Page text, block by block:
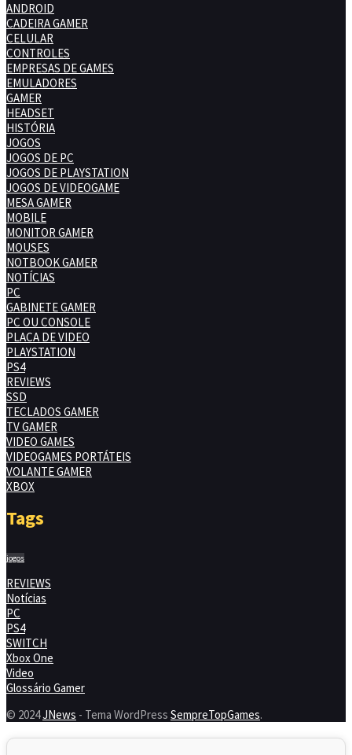
ANDROID
CADEIRA GAMER
CELULAR
CONTROLES
EMPRESAS DE GAMES
EMULADORES
GAMER
HEADSET
HISTÓRIA
JOGOS
JOGOS DE PC
JOGOS DE PLAYSTATION
JOGOS DE VIDEOGAME
MESA GAMER
MOBILE
MONITOR GAMER
MOUSES
NOTBOOK GAMER
NOTÍCIAS
PC
GABINETE GAMER
PC OU CONSOLE
PLACA DE VIDEO
PLAYSTATION
PS4
REVIEWS
SSD
TECLADOS GAMER
TV GAMER
VIDEO GAMES
VIDEOGAMES PORTÁTEIS
VOLANTE GAMER
XBOX
Tags
jogos
REVIEWS
Notícias
PC
PS4
SWITCH
Xbox One
Video
Glossário Gamer
© 2024JNews - Tema WordPress SempreTopGames.